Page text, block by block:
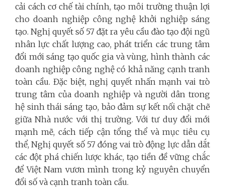
cải cách cơ chế tài chính, tạo môi trường thuận lợi
cho doanh nghiệp công nghệ khởi nghiệp sáng
tạo. Nghị quyết số 57 đặt ra yêu cầu đào tạo đội ngũ
nhân lực chất lượng cao, phát triển các trung tâm
đổi mới sáng tạo quốc gia và vùng, hình thành các
doanh nghiệp công nghệ có khả năng cạnh tranh
toàn cầu. Đặc biệt, nghị quyết nhấn mạnh vai trò
trung tâm của doanh nghiệp và người dân trong
hệ sinh thái sáng tạo, bảo đảm sự kết nối chặt chẽ
giữa Nhà nước với thị trường. Với tư duy đổi mới
mạnh mẽ, cách tiếp cận tổng thể và mục tiêu cụ
thể, Nghị quyết số 57 đóng vai trò động lực dẫn dắt
các đột phá chiến lược khác, tạo tiền đề vững chắc
để Việt Nam vươn mình trong kỷ nguyên chuyển
đổi số và cạnh tranh toàn cầu.